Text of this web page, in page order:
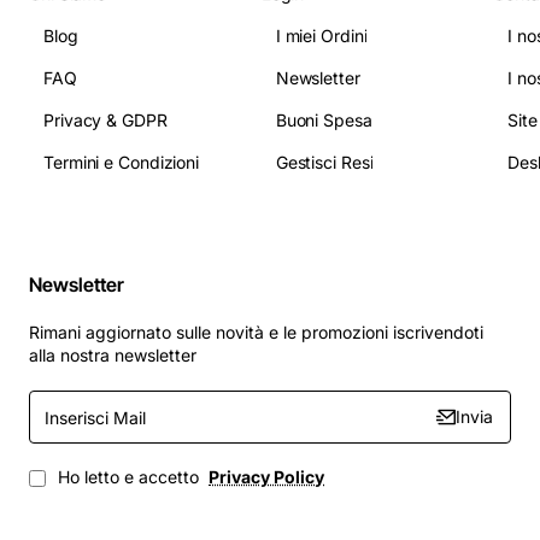
Blog
FAQ
Privacy & GDPR
Termini e Condizioni
I miei Ordini
Newsletter
Buoni Spesa
Gestisci Resi
I
I
Newsletter
Rimani aggiornato sulle novità e le promozioni iscrivendoti
alla nostra newsletter
Inserisci
Mail
Invia
Ho letto e accetto Privacy Policy